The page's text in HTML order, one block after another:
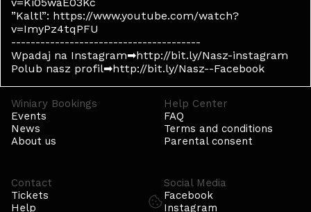
”Kaltl”: https://www.youtube.com/watch?
v=ImyPz4tqPFU
---------------------------------------
Wpadaj na Instagram➡http://bit.ly/Nasz-instagram
Polub nasz profil➡http://bit.ly/Nasz--Facebook
Winiary Bookings
Events
News
About us
Help Center
FAQ
Terms and conditions
Parental consent
Contact
Tickets
Help
Social Media
Facebook
Instagram